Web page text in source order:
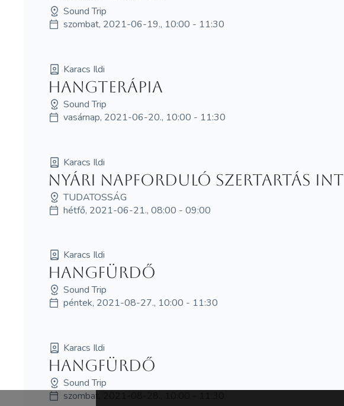
Sound Trip
szombat, 2021-06-19., 10:00 - 11:30
Karacs Ildi
hangterápia
Sound Trip
vasárnap, 2021-06-20., 10:00 - 11:30
Karacs Ildi
Nyári napforduló szertartás
TUDATOSSÁG
hétfő, 2021-06-21., 08:00 - 09:00
Karacs Ildi
Hangfürdő
Sound Trip
péntek, 2021-08-27., 10:00 - 11:30
Karacs Ildi
Hangfürdő
Sound Trip
szombat, 2021-08-28., 10:00 - 11:30